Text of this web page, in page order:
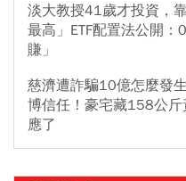
淡大教授41歲才投資，
最高」ETF配置法公開
賺」
慈濟遭詐騙10億怎麼發
博信任！豪宅藏158公
應了